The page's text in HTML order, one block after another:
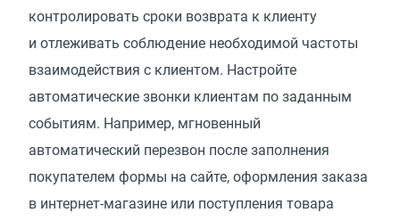
контролировать сроки возврата к клиенту
и отлеживать соблюдение необходимой частоты
взаимодействия с клиентом. Настройте
автоматические звонки клиентам по заданным
событиям. Например, мгновенный
автоматический перезвон после заполнения
покупателем формы на сайте, оформления заказа
в интернет-магазине или поступления товара